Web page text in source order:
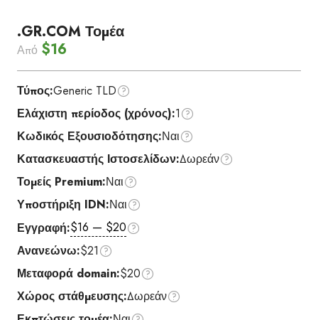
.GR.COM Τομέα
Από $16
Τύπος:Generic TLD
Ελάχιστη περίοδος (χρόνος):1
Κωδικός Εξουσιοδότησης:Ναι
Κατασκευαστής Ιστοσελίδων:Δωρεάν
Τομείς Premium:Ναι
Υποστήριξη IDN:Ναι
Εγγραφή:$16 — $20
Ανανεώνω:$21
Μεταφορά domain:$20
Χώρος στάθμευσης:Δωρεάν